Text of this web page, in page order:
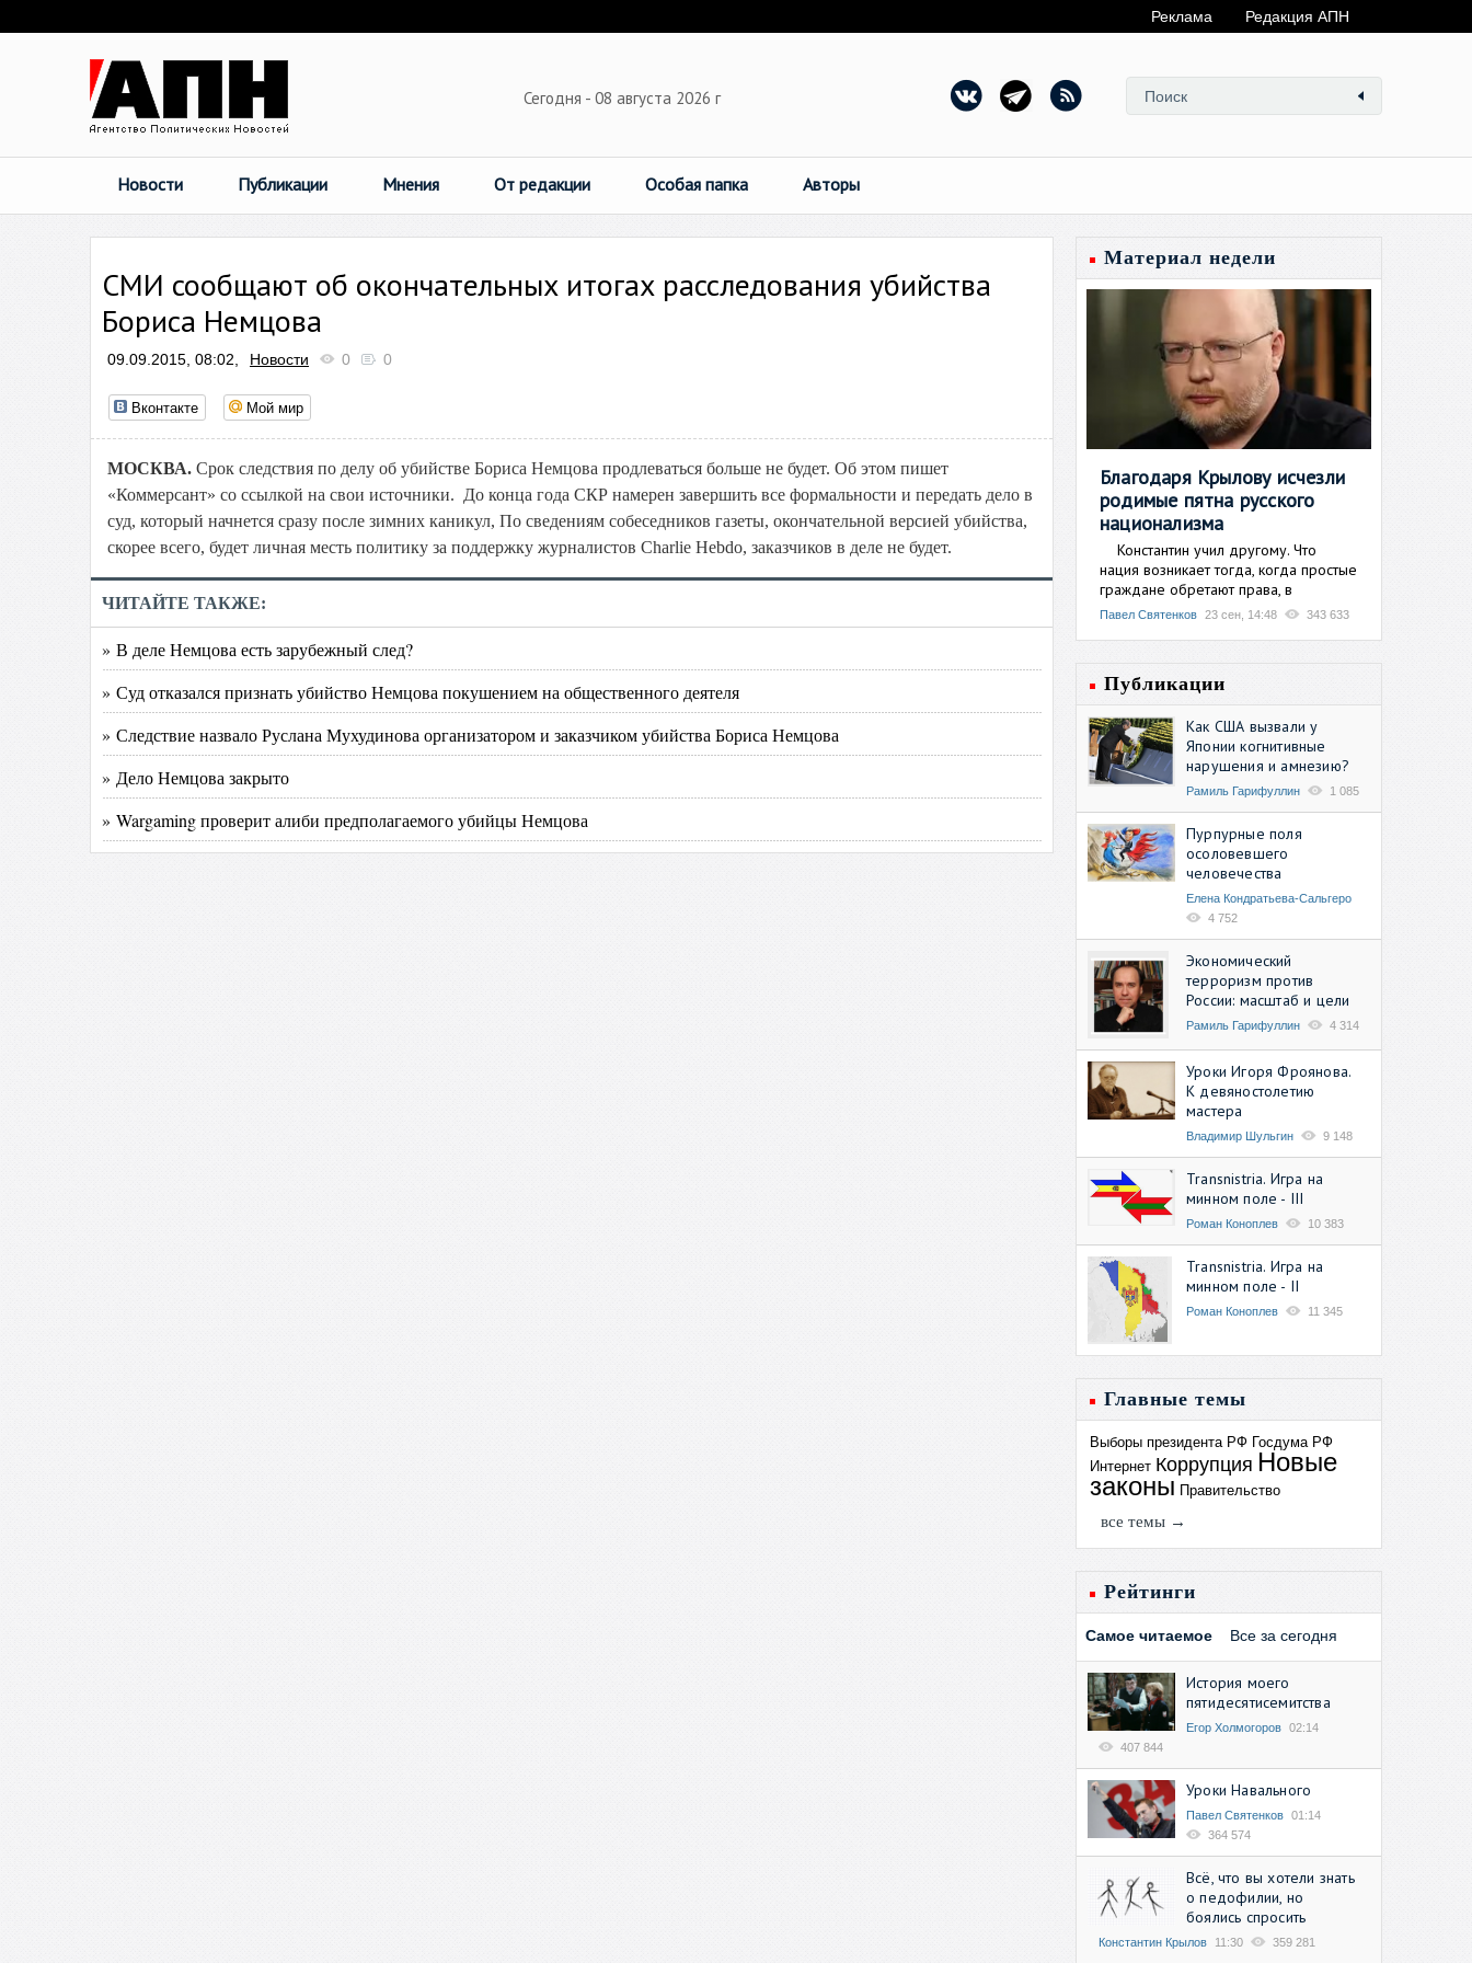
Реклама Редакция АПН
Сегодня - 08 августа 2026 г
Новости Публикации Мнения От редакции Особая папка Авторы
СМИ сообщают об окончательных итогах расследования убийства
Бориса Немцова
09.09.2015, 08:02, Новости 0 0
Вконтакте Мой мир
МОСКВА. Срок следствия по делу об убийстве Бориса Немцова продлеваться больше не будет. Об этом пишет
«Коммерсант» со ссылкой на свои источники. До конца года СКР намерен завершить все формальности и передать дело в
суд, который ​начнется сразу после зимних каникул, По сведениям собеседников газеты, окончательной версией убийства,
скорее всего, будет личная месть политику за поддержку журналистов Charlie Hebdo, заказчиков в деле не будет.
ЧИТАЙТЕ ТАКЖЕ:
» В деле Немцова есть зарубежный след?
» Суд отказался признать убийство Немцова покушением на общественного деятеля
» Следствие назвало Руслана Мухудинова организатором и заказчиком убийства Бориса Немцова
» Дело Немцова закрыто
» Wargaming проверит алиби предполагаемого убийцы Немцова
Материал недели
Благодаря Крылову исчезли
родимые пятна русского
национализма
Константин учил другому. Что
нация возникает тогда, когда простые
граждане обретают права, в
Павел Святенков 23 сен, 14:48 343 633
Публикации
Как США вызвали у
Японии когнитивные
нарушения и амнезию?
Рамиль Гарифуллин 1 085
Пурпурные поля
осоловевшего
человечества
Елена Кондратьева-Сальгеро
4 752
Экономический
терроризм против
России: масштаб и цели
Рамиль Гарифуллин 4 314
Уроки Игоря Фроянова.
К девяностолетию
мастера
Владимир Шульгин 9 148
Transnistria. Игра на
минном поле - III
Роман Коноплев 10 383
Transnistria. Игра на
минном поле - II
Роман Коноплев 11 345
Главные темы
Выборы президента РФ Госдума РФ
Интернет Коррупция Новые
законы Правительство
все темы →
Рейтинги
Самое читаемое Все за сегодня
История моего
пятидесятисемитства
Егор Холмогоров 02:14
407 844
Уроки Навального
Павел Святенков 01:14
364 574
Всё, что вы хотели знать
о педофилии, но
боялись спросить
Константин Крылов 11:30 359 281